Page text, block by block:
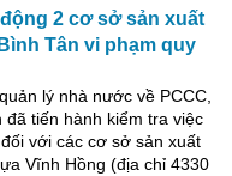
2 cơ sở sản xuất
Tân vi phạm quy
lý nhà nước về PCCC,
đã tiến hành kiểm tra việc
với các cơ sở sản xuất
Vĩnh Hồng (địa chỉ 4330